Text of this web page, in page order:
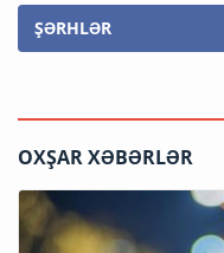
ŞƏRHLƏR
OXŞAR XƏBƏRLƏR